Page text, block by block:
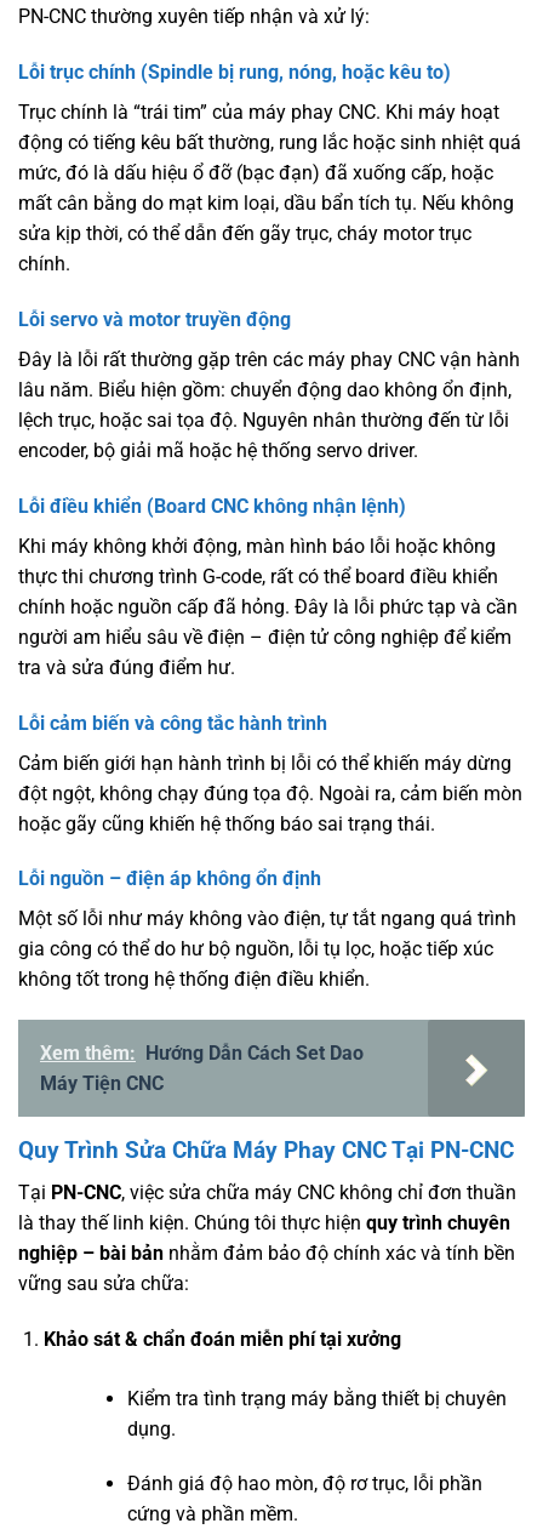
PN-CNC thường xuyên tiếp nhận và xử lý:
Lỗi trục chính (Spindle bị rung, nóng, hoặc kêu to)
Trục chính là “trái tim” của máy phay CNC. Khi máy hoạt
động có tiếng kêu bất thường, rung lắc hoặc sinh nhiệt quá
mức, đó là dấu hiệu ổ đỡ (bạc đạn) đã xuống cấp, hoặc
mất cân bằng do mạt kim loại, dầu bẩn tích tụ. Nếu không
sửa kịp thời, có thể dẫn đến gãy trục, cháy motor trục
chính.
Lỗi servo và motor truyền động
Đây là lỗi rất thường gặp trên các máy phay CNC vận hành
lâu năm. Biểu hiện gồm: chuyển động dao không ổn định,
lệch trục, hoặc sai tọa độ. Nguyên nhân thường đến từ lỗi
encoder, bộ giải mã hoặc hệ thống servo driver.
Lỗi điều khiển (Board CNC không nhận lệnh)
Khi máy không khởi động, màn hình báo lỗi hoặc không
thực thi chương trình G-code, rất có thể board điều khiển
chính hoặc nguồn cấp đã hỏng. Đây là lỗi phức tạp và cần
người am hiểu sâu về điện – điện tử công nghiệp để kiểm
tra và sửa đúng điểm hư.
Lỗi cảm biến và công tắc hành trình
Cảm biến giới hạn hành trình bị lỗi có thể khiến máy dừng
đột ngột, không chạy đúng tọa độ. Ngoài ra, cảm biến mòn
hoặc gãy cũng khiến hệ thống báo sai trạng thái.
Lỗi nguồn – điện áp không ổn định
Một số lỗi như máy không vào điện, tự tắt ngang quá trình
gia công có thể do hư bộ nguồn, lỗi tụ lọc, hoặc tiếp xúc
không tốt trong hệ thống điện điều khiển.
Xem thêm:
Hướng Dẫn Cách Set Dao
Máy Tiện CNC
Quy Trình Sửa Chữa Máy Phay CNC Tại PN-CNC
Tại PN-CNC, việc sửa chữa máy CNC không chỉ đơn thuần
là thay thế linh kiện. Chúng tôi thực hiện quy trình chuyên
nghiệp – bài bản nhằm đảm bảo độ chính xác và tính bền
vững sau sửa chữa:
Khảo sát & chẩn đoán miễn phí tại xưởng
Kiểm tra tình trạng máy bằng thiết bị chuyên
dụng.
Đánh giá độ hao mòn, độ rơ trục, lỗi phần
cứng và phần mềm.